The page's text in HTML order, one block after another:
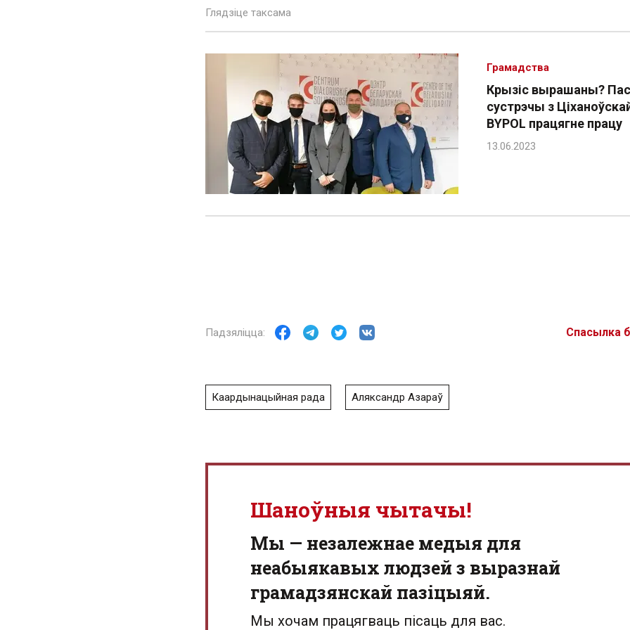
Глядзіце таксама
Крызіс вырашаны?
сустрэчы з
BYPOL працягне працу
Грамадства
Спасылка
Каардынацыйная рада Аляксандр Азараў
Шаноўныя чытачы!
Мы — незалежнае медыя для
неабыякавых людзей з выразнай
грамадзянскай пазіцыяй.
Мы хочам працягваць пісаць для вас.